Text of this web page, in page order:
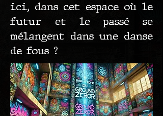
ici, dans cet espace où le
futur et le passé se
mélangent dans une danse
de fous ?